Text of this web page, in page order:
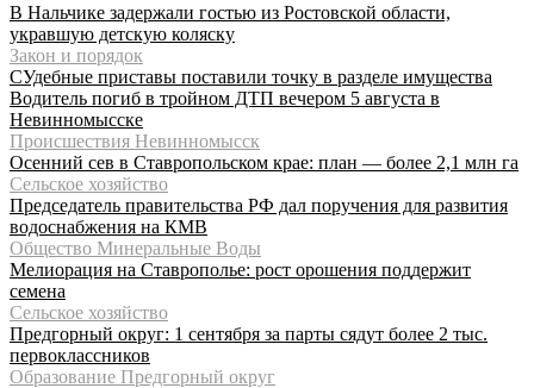
В Нальчике задержали гостью из Ростовской области,
укравшую детскую коляску
Закон и порядок
СУдебные приставы поставили точку в разделе имущества
Водитель погиб в тройном ДТП вечером 5 августа в
Невинномысске
Происшествия Невинномысск
Осенний сев в Ставропольском крае: план — более 2,1 млн га
Сельское хозяйство
Председатель правительства РФ дал поручения для развития
водоснабжения на КМВ
Общество Минеральные Воды
Мелиорация на Ставрополье: рост орошения поддержит
семена
Сельское хозяйство
Предгорный округ: 1 сентября за парты сядут более 2 тыс.
первоклассников
Образование Предгорный округ